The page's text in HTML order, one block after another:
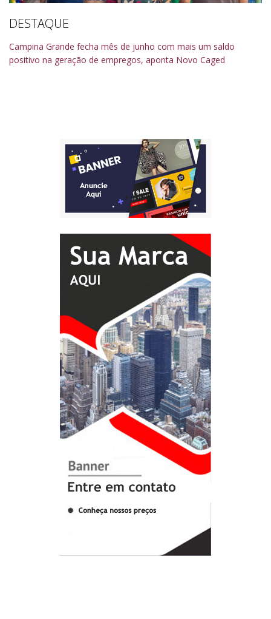
DESTAQUE
Campina Grande fecha mês de junho com mais um saldo
positivo na geração de empregos, aponta Novo Caged